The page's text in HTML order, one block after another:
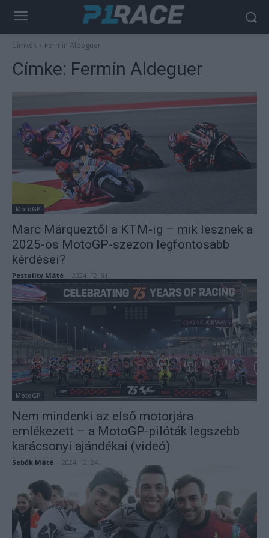
Címkék Fermín Aldeguer
Címke: Fermín Aldeguer
MotoGP
Marc Márqueztől a KTM-ig – mik lesznek a
2025-ös MotoGP-szezon legfontosabb
kérdései?
Pestality Máté 2024. 12. 31.
MotoGP
Nem mindenki az első motorjára
emlékezett – a MotoGP-pilóták legszebb
karácsonyi ajándékai (videó)
Sebők Máté 2024. 12. 24.